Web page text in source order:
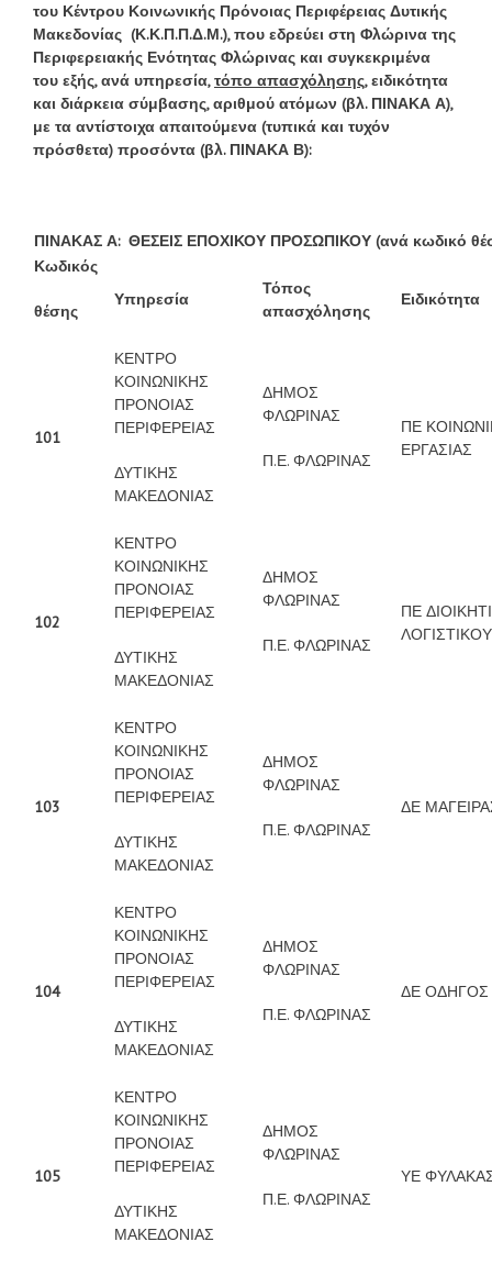
του Κέντρου Κοινωνικής Πρόνοιας Περιφέρειας Δυτικής
Μακεδονίας (Κ.Κ.Π.Π.Δ.Μ.), που εδρεύει στη Φλώρινα της
Περιφερειακής Ενότητας Φλώρινας και συγκεκριμένα
του εξής, ανά υπηρεσία,τόπο απασχόλησης, ειδικότητα
και διάρκεια σύμβασης, αριθμού ατόμων (βλ. ΠΙΝΑΚΑ Α),
με τα αντίστοιχα απαιτούμενα (τυπικά και τυχόν
πρόσθετα) προσόντα (βλ. ΠΙΝΑΚΑ Β):
ΠΙΝΑΚΑΣ Α: ΘΕΣΕΙΣ ΕΠΟΧΙΚΟΥ ΠΡΟΣΩΠΙΚΟΥ (ανά κωδικό
Κωδικός
θέσης
Υπηρεσία
Τόπος
απασχόλησης
Ειδικότητα
101
ΚΕΝΤΡΟ
ΚΟΙΝΩΝΙΚΗΣ
ΠΡΟΝΟΙΑΣ
ΠΕΡΙΦΕΡΕΙΑΣ
ΔΥΤΙΚΗΣ
ΜΑΚΕΔΟΝΙΑΣ
ΔΗΜΟΣ
ΦΛΩΡΙΝΑΣ
Π.Ε. ΦΛΩΡΙΝΑΣ
ΠΕ
ΕΡΓΑΣΙΑΣ
102
ΚΕΝΤΡΟ
ΚΟΙΝΩΝΙΚΗΣ
ΠΡΟΝΟΙΑΣ
ΠΕΡΙΦΕΡΕΙΑΣ
ΔΥΤΙΚΗΣ
ΜΑΚΕΔΟΝΙΑΣ
ΔΗΜΟΣ
ΦΛΩΡΙΝΑΣ
Π.Ε. ΦΛΩΡΙΝΑΣ
ΠΕ
ΛΟΓΙΣΤΙΚΟΥ
103
ΚΕΝΤΡΟ
ΚΟΙΝΩΝΙΚΗΣ
ΠΡΟΝΟΙΑΣ
ΠΕΡΙΦΕΡΕΙΑΣ
ΔΥΤΙΚΗΣ
ΜΑΚΕΔΟΝΙΑΣ
ΔΗΜΟΣ
ΦΛΩΡΙΝΑΣ
Π.Ε. ΦΛΩΡΙΝΑΣ
ΔΕ
104
ΚΕΝΤΡΟ
ΚΟΙΝΩΝΙΚΗΣ
ΠΡΟΝΟΙΑΣ
ΠΕΡΙΦΕΡΕΙΑΣ
ΔΥΤΙΚΗΣ
ΜΑΚΕΔΟΝΙΑΣ
ΔΗΜΟΣ
ΦΛΩΡΙΝΑΣ
Π.Ε. ΦΛΩΡΙΝΑΣ
ΔΕ ΟΔΗΓΟΣ
105
ΚΕΝΤΡΟ
ΚΟΙΝΩΝΙΚΗΣ
ΠΡΟΝΟΙΑΣ
ΠΕΡΙΦΕΡΕΙΑΣ
ΔΥΤΙΚΗΣ
ΜΑΚΕΔΟΝΙΑΣ
ΔΗΜΟΣ
ΦΛΩΡΙΝΑΣ
Π.Ε. ΦΛΩΡΙΝΑΣ
ΥΕ